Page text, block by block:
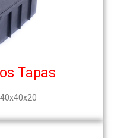
Tapas